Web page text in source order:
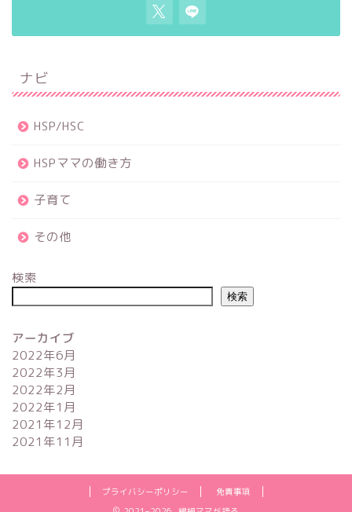
ナビ
HSP/HSC
HSPママの働き方
子育て
その他
検索
検索
アーカイブ
2022年6月
2022年3月
2022年2月
2022年1月
2021年12月
2021年11月
プライバシーポリシー
免責事項